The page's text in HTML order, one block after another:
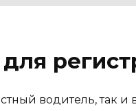
водитель, так